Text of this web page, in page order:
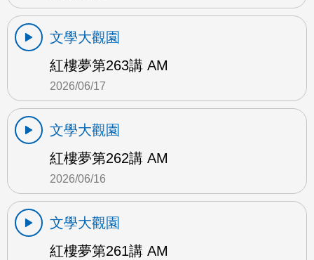
文學大觀園
紅樓夢第263講 AM
2026/06/17
文學大觀園
紅樓夢第262講 AM
2026/06/16
文學大觀園
紅樓夢第261講 AM